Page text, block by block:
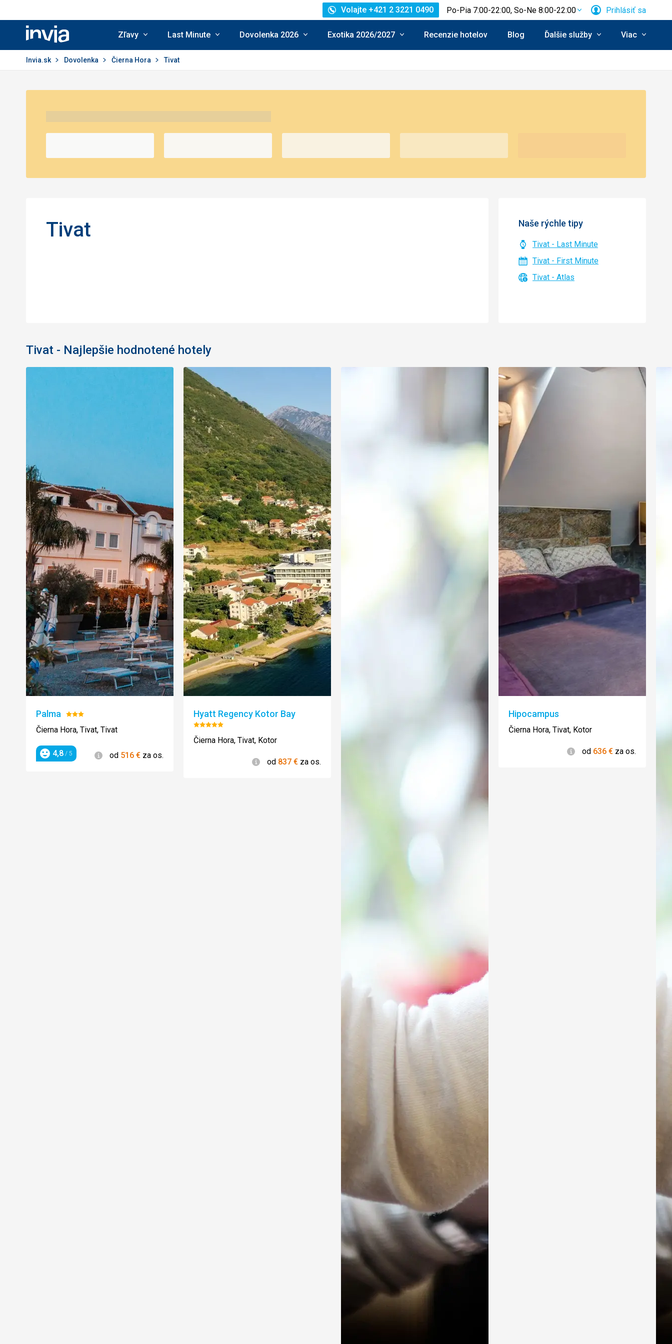
Invia.sk
Volajte +421 2 3221 0490 Po-Pia 7:00-22:00, So-Ne 8:00-22:00 Prihlásiť sa
Zľavy Last Minute Dovolenka 2026 Exotika 2026/2027 Recenzie hotelov Blog Ďalšie služby Viac
Invia.sk Dovolenka Čierna Hora Tivat
Tivat Naše rýchle tipy
Tivat - Last Minute
Tivat - First Minute
Tivat - Atlas
Tivat - Najlepšie hodnotené hotely
Palma Hodnotenie:
3/5
Čierna Hora, Tivat, Tivat
Hodnotenie
4,8 / 5 Informácie
od 516 € za os.
Hyatt Regency Kotor Bay
Hodnotenie:
5/5
Čierna Hora, Tivat, Kotor
Informácie
od 837 € za os.
Hipocampus
Čierna Hora, Tivat, Kotor
Informácie
od 636 € za os.